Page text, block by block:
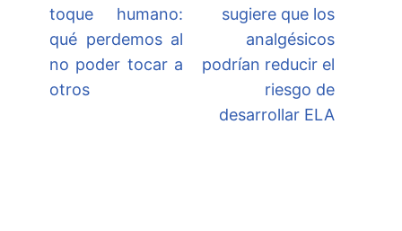
toque humano:
qué perdemos al
no poder tocar a
otros
sugiere que los
analgésicos
podrían reducir el
riesgo de
desarrollar ELA